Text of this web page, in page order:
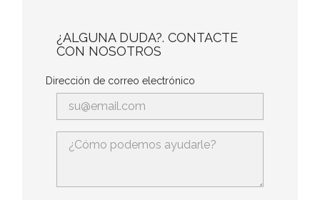
¿ALGUNA DUDA?. CONTACTE
CON NOSOTROS
Dirección de correo electrónico